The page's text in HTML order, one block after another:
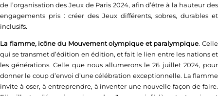
de l’organisation des Jeux de Paris 2024, afin d’être à la hauteur des
engagements pris : créer des Jeux différents, sobres, durables et
inclusifs.
La flamme, icône du Mouvement olympique et paralympique. Celle
qui se transmet d’édition en édition, et fait le lien entre les nations et
les générations. Celle que nous allumerons le 26 juillet 2024, pour
donner le coup d’envoi d’une célébration exceptionnelle. La flamme
invite à oser, à entreprendre, à inventer une nouvelle façon de faire.